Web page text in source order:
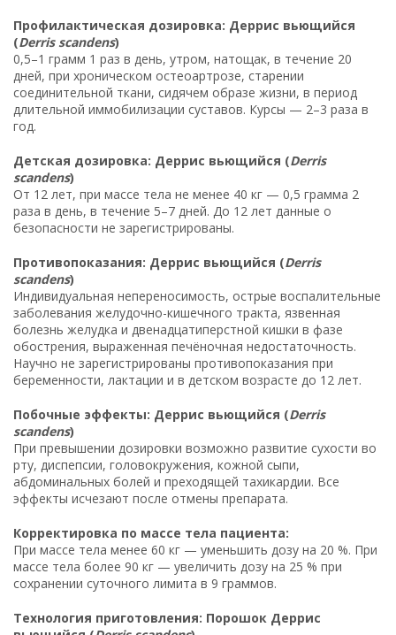
Профилактическая дозировка: Деррис вьющийся
(Derris scandens)
0,5–1 грамм 1 раз в день, утром, натощак, в течение 20
дней, при хроническом остеоартрозе, старении
соединительной ткани, сидячем образе жизни, в период
длительной иммобилизации суставов. Курсы — 2–3 раза в
год.
Детская дозировка: Деррис вьющийся (Derris
scandens)
От 12 лет, при массе тела не менее 40 кг — 0,5 грамма 2
раза в день, в течение 5–7 дней. До 12 лет данные о
безопасности не зарегистрированы.
Противопоказания: Деррис вьющийся (Derris
scandens)
Индивидуальная непереносимость, острые воспалительные
заболевания желудочно-кишечного тракта, язвенная
болезнь желудка и двенадцатиперстной кишки в фазе
обострения, выраженная печёночная недостаточность.
Научно не зарегистрированы противопоказания при
беременности, лактации и в детском возрасте до 12 лет.
Побочные эффекты: Деррис вьющийся (Derris
scandens)
При превышении дозировки возможно развитие сухости во
рту, диспепсии, головокружения, кожной сыпи,
абдоминальных болей и преходящей тахикардии. Все
эффекты исчезают после отмены препарата.
Корректировка по массе тела пациента:
При массе тела менее 60 кг — уменьшить дозу на 20 %. При
массе тела более 90 кг — увеличить дозу на 25 % при
сохранении суточного лимита в 9 граммов.
Технология приготовления: Порошок Деррис